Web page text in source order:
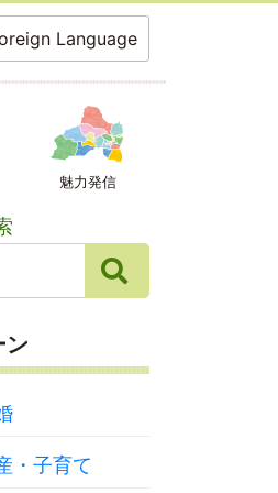
Language
魅力発信
ン
・子育て